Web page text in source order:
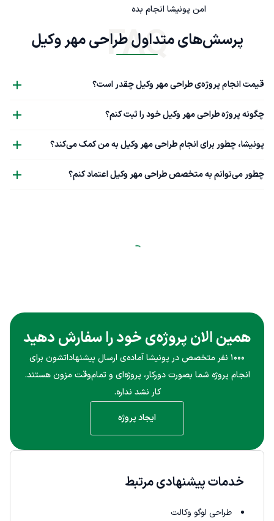
امن پونیشا انجام بده
پرسش‌های متداول طراحی مهر وکیل FAQ
قیمت انجام پروژه‌ی طراحی مهر وکیل چقدر است؟
چگونه پروژه طراحی مهر وکیل خود را ثبت کنم؟
پونیشا، چطور برای انجام طراحی مهر وکیل به من کمک می‌کند؟
چطور می‌توانم به متخصص طراحی مهر وکیل اعتماد کنم؟
همین الان پروژه‌ی خود را سفارش دهید
۱۰۰۰ نفر متخصص در پونیشا آماده‌ی ارسال پیشنهاداتشون برای
انجام پروژه شما بصورت دورکار، پروژه‌ای و تمام‌وقت مزون هستند.
کار نشد نداره.
ایجاد پروژه
خدمات پیشنهادی مرتبط
طراحی لوگو وکالت